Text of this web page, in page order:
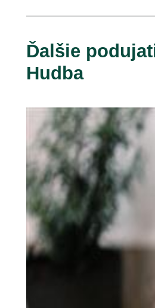
Ďalšie
Hudba